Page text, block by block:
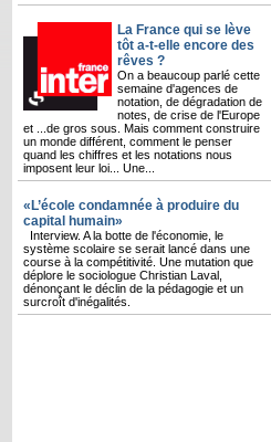
La France qui se lève
tôt a-t-elle encore des
rêves ?
On a beaucoup parlé cette
semaine d'agences de
notation, de dégradation de
notes, de crise de l'Europe
et ...de gros sous. Mais comment construire
un monde différent, comment le penser
quand les chiffres et les notations nous
imposent leur loi... Une...
«L’école condamnée à produire du
capital humain»
Interview. A la botte de l'économie, le
système scolaire se serait lancé dans une
course à la compétitivité. Une mutation que
déplore le sociologue Christian Laval,
dénonçant le déclin de la pédagogie et un
surcroît d'inégalités.